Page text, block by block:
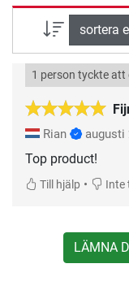
sortera
1 person tyckte att
Rian augusti
Top product!
Till hjälp • Inte
LÄMNA